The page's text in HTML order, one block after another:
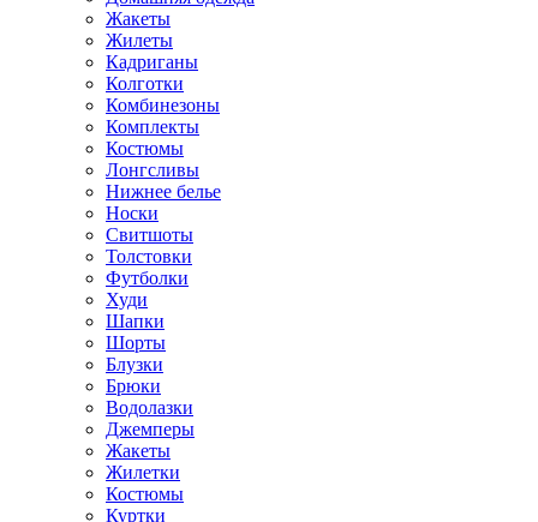
Жакеты
Жилеты
Кадриганы
Колготки
Комбинезоны
Комплекты
Костюмы
Лонгсливы
Нижнее белье
Носки
Свитшоты
Толстовки
Футболки
Худи
Шапки
Шорты
Блузки
Брюки
Водолазки
Джемперы
Жакеты
Жилетки
Костюмы
Куртки